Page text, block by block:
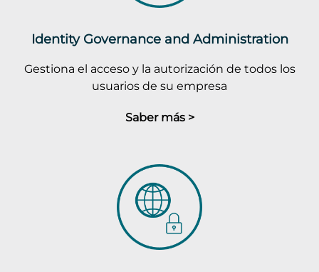
Identity Governance and Administration
Gestiona el acceso y la autorización de todos los
usuarios de su empresa
Saber más >